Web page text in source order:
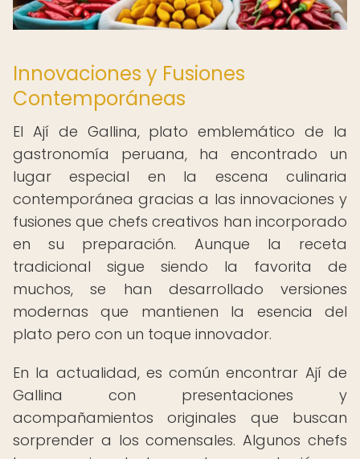
Innovaciones y Fusiones
Contemporáneas
El Ají de Gallina, plato emblemático de la
gastronomía peruana, ha encontrado un
lugar especial en la escena culinaria
contemporánea gracias a las innovaciones y
fusiones que chefs creativos han incorporado
en su preparación. Aunque la receta
tradicional sigue siendo la favorita de
muchos, se han desarrollado versiones
modernas que mantienen la esencia del
plato pero con un toque innovador.
En la actualidad, es común encontrar Ají de
Gallina con presentaciones y
acompañamientos originales que buscan
sorprender a los comensales. Algunos chefs